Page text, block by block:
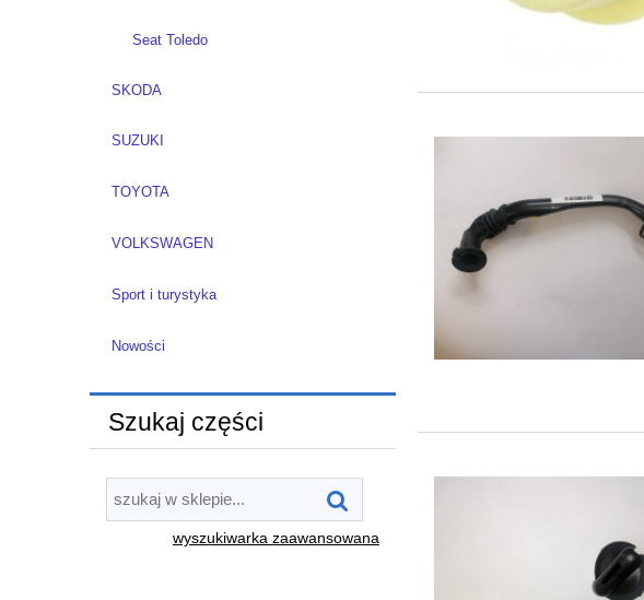
Seat Toledo
SKODA
SUZUKI
TOYOTA
VOLKSWAGEN
Sport i turystyka
Nowości
Szukaj części
wyszukiwarka zaawansowana